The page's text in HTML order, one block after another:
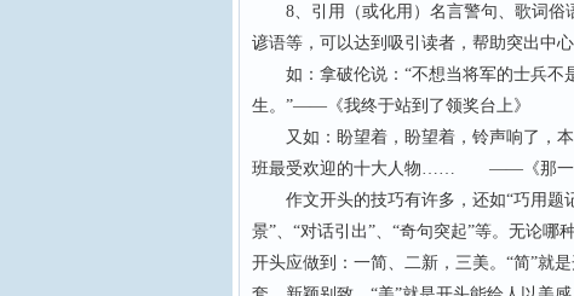
8、引用（或化用）名言警句、歌词俗
谚语等，可以达到吸引读者，帮助突出中心
如：拿破伦说：“不想当将军的士兵不
生。”——《我终于站到了领奖台上》
又如：盼望着，盼望着，铃声响了，本
班最受欢迎的十大人物…… ——《那一课
作文开头的技巧有许多，还如“巧用题记
景”、“对话引出”、“奇句突起”等。无论
开头应做到：一简、二新，三美。“简”就